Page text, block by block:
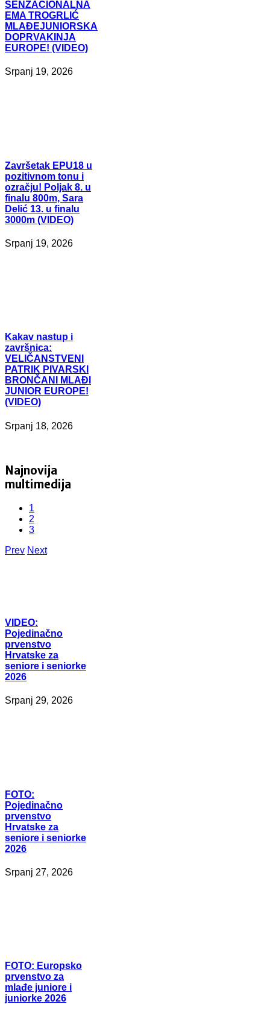
SENZACIONALNA
EMA TROGRLIĆ
MLAĐEJUNIORSKA
DOPRVAKINJA
EUROPE! (VIDEO)
Srpanj 19, 2026
Završetak EPU18 u
pozitivnom tonu i
ozračju! Poljak 8. u
finalu 800m, Sara
Delić 13. u finalu
3000m (VIDEO)
Srpanj 19, 2026
Kakav nastup i
završnica:
VELIČANSTVENI
PATRIK PIVARSKI
BRONČANI MLAĐI
JUNIOR EUROPE!
(VIDEO)
Srpanj 18, 2026
Najnovija
multimedija
1
2
3
Prev Next
VIDEO:
Pojedinačno
prvenstvo
Hrvatske za
seniore i seniorke
2026
Srpanj 29, 2026
FOTO:
Pojedinačno
prvenstvo
Hrvatske za
seniore i seniorke
2026
Srpanj 27, 2026
FOTO: Europsko
prvenstvo za
mlađe juniore i
juniorke 2026